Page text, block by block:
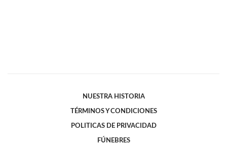
NUESTRA HISTORIA
TÉRMINOS Y CONDICIONES
POLITICAS DE PRIVACIDAD
FÚNEBRES